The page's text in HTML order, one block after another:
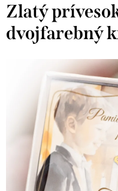
Zlatý
dvojfarebný